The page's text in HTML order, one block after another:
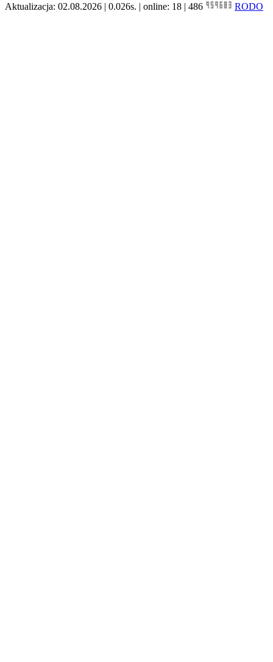
Aktualizacja: 02.08.2026 | 0.026s. | online: 18 | 486 RODO